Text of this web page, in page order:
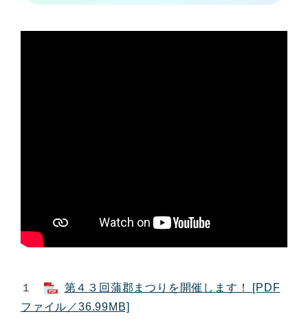
１
第４３回蒲郡まつりを開催します！ [PDF
ファイル／36.99MB]